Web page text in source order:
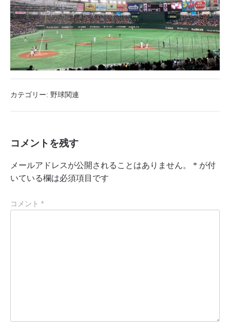
カテゴリー: 野球関連
コメントを残す
メールアドレスが公開されることはありません。 * が付
いている欄は必須項目です
コメント *